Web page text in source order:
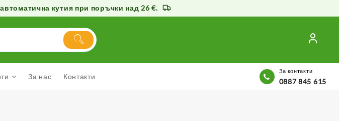
кутия при поръчки над 26 €.
За нас Контакти
За контакти
0887 845 615